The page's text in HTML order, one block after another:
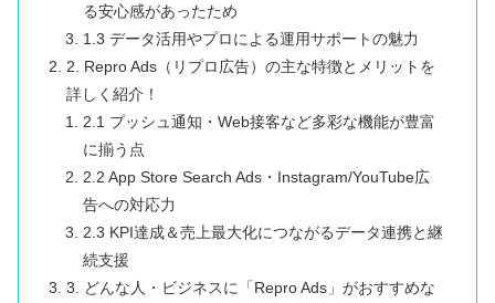
る安心感があったため
1.3 データ活用やプロによる運用サポートの魅力
2. Repro Ads（リプロ広告）の主な特徴とメリットを
詳しく紹介！
2.1 プッシュ通知・Web接客など多彩な機能が豊富
に揃う点
2.2 App Store Search Ads・Instagram/YouTube広
告への対応力
2.3 KPI達成＆売上最大化につながるデータ連携と継
続支援
3. どんな人・ビジネスに「Repro Ads」がおすすめな